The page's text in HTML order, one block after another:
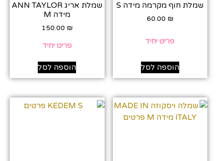
שמלת חוף מקרמה מידה S
60.00 ₪
פריט יחיד
הוספה לסל
שמלת אריג ANN TAYLOR
מידה M
150.00 ₪
פריט יחיד
הוספה לסל